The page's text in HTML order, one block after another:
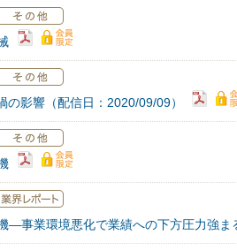
の影響（配信日：2020/09/09）
―事業環境悪化で業績への下方圧力強